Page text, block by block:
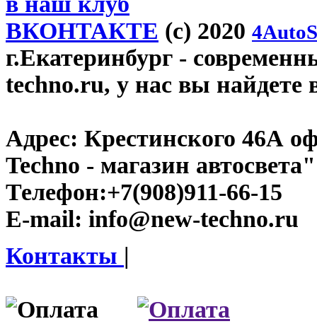
ВКОНТАКТЕ (c) 2020
г.Екатеринбург -
techno.ru, у нас вы найдете
Адрес: Крестинского 46А
Techno - магазин автосвета"
Телефон:+7(908)911-66-15
E-mail: info@new-techno.ru
Контакты |